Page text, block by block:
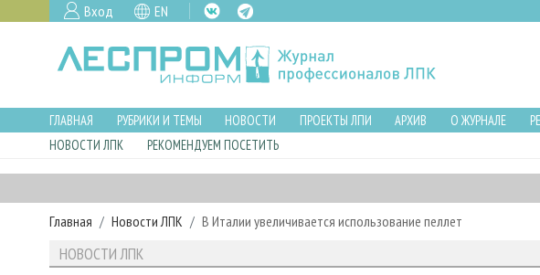
Вход EN
ГЛАВНАЯ РУБРИКИ И ТЕМЫ НОВОСТИ ПРОЕКТЫ ЛПИ АРХИВ О ЖУРНАЛЕ
НОВОСТИ ЛПК
РЕКОМЕНДУЕМ ПОСЕТИТЬ
Главная Новости ЛПК В Италии увеличивается использование пеллет
НОВОСТИ ЛПК